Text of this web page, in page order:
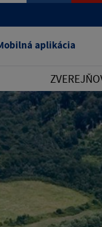
aplikácia